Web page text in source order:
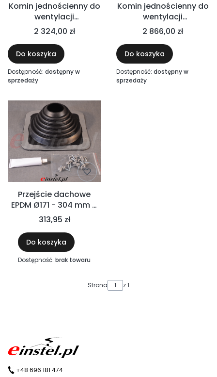
Komin jednościenny do
wentylacji
mechanicznej 7m Ø200
kwasoodporny -
wyciągi mechaniczne,
okapy kuchenne,
gastronomia, przemysł
chemiczny
2 324,00 zł
Do koszyka
Dostępność: dostępny w
sprzedaży
Komin jednościenny do
wentylacji
mechanicznej 9m Ø200
kwasoodporny -
wyciągi mechaniczne,
okapy kuchenne,
gastronomia, przemysł
chemiczny
2 866,00 zł
Do koszyka
Dostępność: dostępny w
sprzedaży
Przejście dachowe
EPDM Ø171 - 304 mm +
śruby + uszczelniacz -
przepust dachowy do
blachodachówki
313,95 zł
Do koszyka
Dostępność: brak towaru
Strona z 1
+48 696 181 474